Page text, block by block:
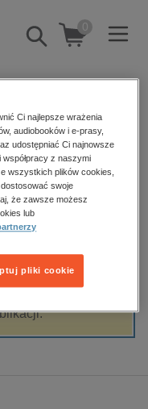
Pokaż/schowaj
wyszukiwarkę
0
informatyka
Filtrowanie
Ci najlepsze wrażenia
audiobooków i e-prasy,
udostępniać Ci najnowsze
z naszymi
wszystkich plików cookies,
swoje
że zawsze możesz
lub
pliki cookie